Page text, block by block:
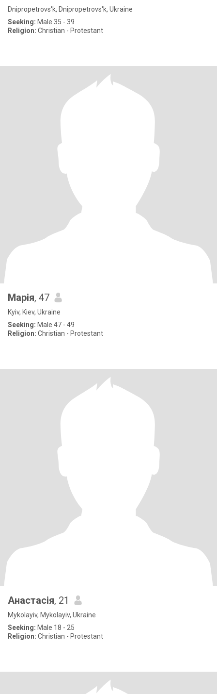
Dnipropetrovs'k, Dnipropetrovs'k, Ukraine
Seeking: Male 35 - 39
Religion: Christian - Protestant
Марія, 47
Kyiv, Kiev, Ukraine
Seeking: Male 47 - 49
Religion: Christian - Protestant
Анастасія, 21
Mykolayiv, Mykolayiv, Ukraine
Seeking: Male 18 - 25
Religion: Christian - Protestant